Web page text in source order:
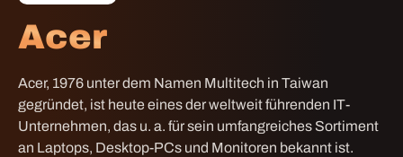
Acer
Acer, 1976 unter dem Namen Multitech in Taiwan
gegründet, ist heute eines der weltweit führenden IT-
Unternehmen, das u. a. für sein umfangreiches Sortiment
an Laptops, Desktop-PCs und Monitoren bekannt ist.